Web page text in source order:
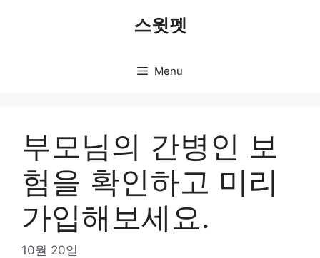
스윗펫
Menu
부모님의 간병인 보
험을 확인하고 미리
가입해보세요.
10월 20일